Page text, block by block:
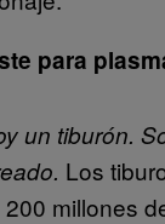
para
un tiburón.
Los
millones